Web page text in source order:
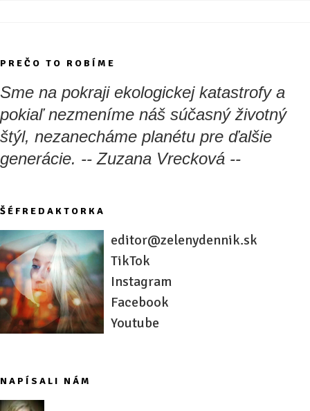
PREČO TO ROBÍME
Sme na pokraji ekologickej katastrofy a
pokiaľ nezmeníme náš súčasný životný
štýl, nezanecháme planétu pre ďalšie
generácie. -- Zuzana Vrecková --
ŠÉFREDAKTORKA
editor@zelenydennik.sk
TikTok
Instagram
Facebook
Youtube
NAPÍSALI NÁM